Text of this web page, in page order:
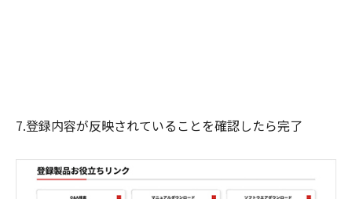
7.登録内容が反映されていることを確認したら完了